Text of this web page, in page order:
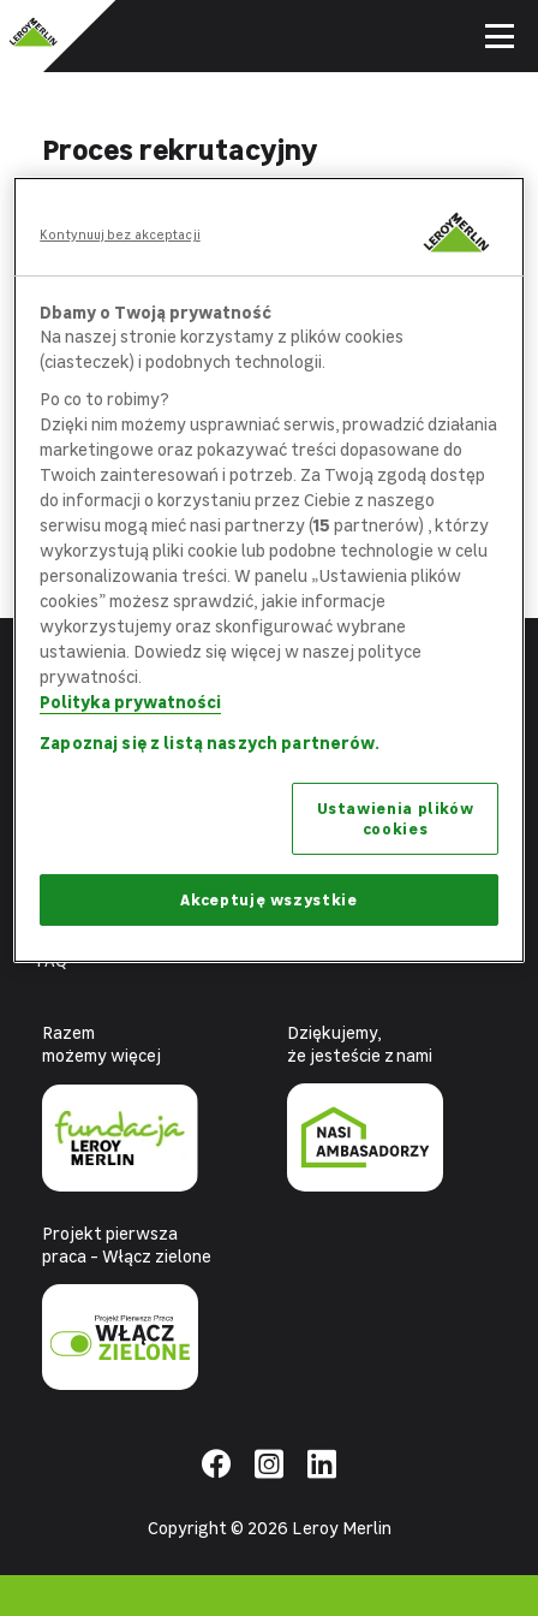
Proces rekrutacyjny
ankietę na wybranych stanowiskach
POROZMAWIAJ
z pracownikiem działu rekrutacji
SPOTKAJ SIĘ
z bezpośrednimprzełożonym
DOŁĄCZ
do najlepszej Ekipy
Menu
Strona główna
Fachowcy
FAQ
leroymerlin.pl
Fundacja Leroy Merlin
Biuro prasowe
Ochrona danych osobowych
Razem
możemy więcej
Dziękujemy,
że jesteście z nami
Projekt pierwsza
praca - Włącz zielone
Copyright © 2026 Leroy Merlin
Dbamy o Twoją prywatność
Na naszej stronie korzystamy z plików cookies
(ciasteczek) i podobnych technologii.
Po co to robimy?
Dzięki nim możemy usprawniać serwis, prowadzić działania
marketingowe oraz pokazywać treści dopasowane do
Twoich zainteresowań i potrzeb. Za Twoją zgodą dostęp
do informacji o korzystaniu przez Ciebie z naszego
serwisu mogą mieć nasi partnerzy (15 partnerów) , którzy
wykorzystują pliki cookie lub podobne technologie w celu
personalizowania treści. W panelu „Ustawienia plików
cookies” możesz sprawdzić, jakie informacje
wykorzystujemy oraz skonfigurować wybrane
ustawienia. Dowiedz się więcej w naszej polityce
prywatności.
Polityka prywatności
Zapoznaj się z listą naszych partnerów.
Ustawienia plików
cookies
Akceptuję wszystkie
Kontynuuj bez akceptacji